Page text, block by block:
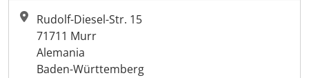
Rudolf-Diesel-Str. 15
71711 Murr
Alemania
Baden-Württemberg